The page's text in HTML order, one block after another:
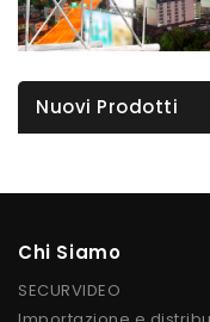
Nuovi Prodotti
Chi Siamo
SECURVIDEO